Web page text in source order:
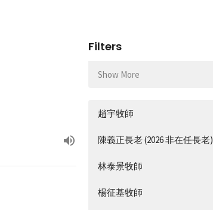
Filters
Show More
趙宇牧師
陳義正長老 (2026 非在任長老)
林泰景牧師
楊征基牧師